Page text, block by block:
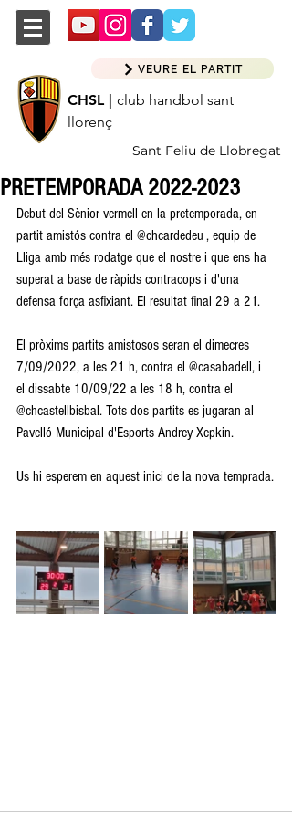
CHSL | club handbol sant
llorenç
Sant Feliu de Llobregat
VEURE EL PARTIT
PRETEMPORADA 2022-2023
Debut del Sènior vermell en la pretemporada, en
partit amistós contra el @chcardedeu , equip de
Lliga amb més rodatge que el nostre i que ens ha
superat a base de ràpids contracops i d'una
defensa força asfixiant. El resultat final 29 a 21.
El pròxims partits amistosos seran el dimecres
7/09/2022, a les 21 h, contra el @casabadell, i
el dissabte 10/09/22 a les 18 h, contra el
@chcastellbisbal. Tots dos partits es jugaran al
Pavelló Municipal d'Esports Andrey Xepkin.
Us hi esperem en aquest inici de la nova temprada.